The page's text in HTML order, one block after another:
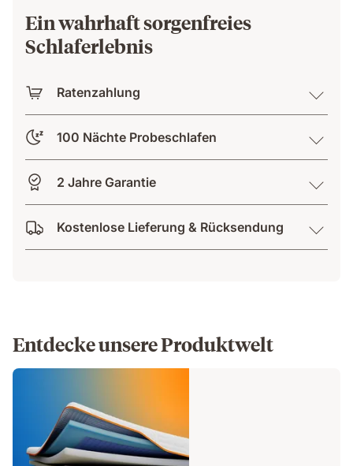
Ein wahrhaft sorgenfreies
Schlaferlebnis
Ratenzahlung
100 Nächte Probeschlafen
2 Jahre Garantie
Kostenlose Lieferung & Rücksendung
Entdecke unsere Produktwelt